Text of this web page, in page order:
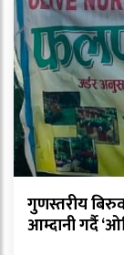
गुणस्तरीय
आम्दानी गर्दै